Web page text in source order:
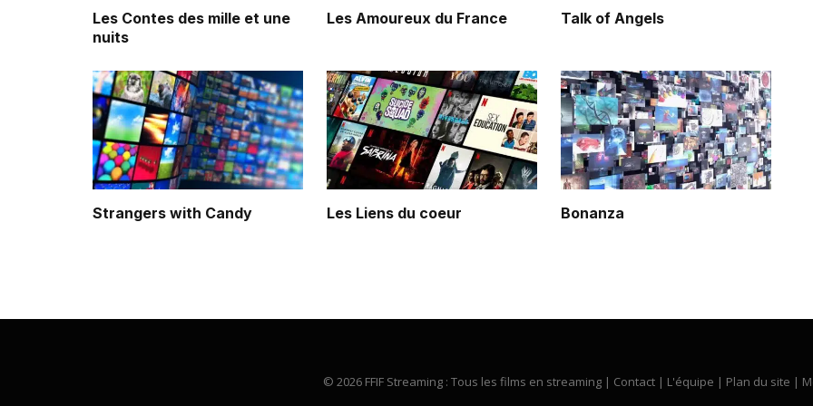
Les Contes des mille et une
nuits
Les Amoureux du France Talk of Angels
Strangers with Candy Les Liens du coeur Bonanza
© 2026 FFIF Streaming : Tous les films en streaming | Contact | L'équipe | Plan du site |